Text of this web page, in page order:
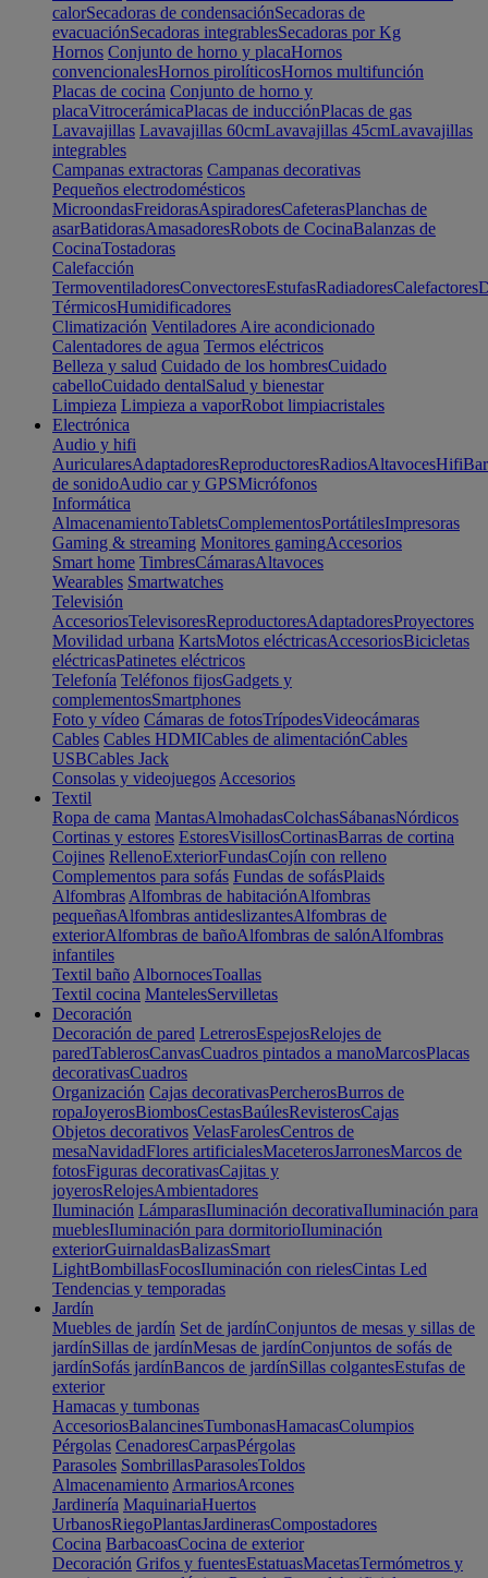
calorSecadoras de condensaciónSecadoras de
evacuaciónSecadoras integrablesSecadoras por Kg
Hornos Conjunto de horno y placaHornos
convencionalesHornos pirolíticosHornos multifunción
Placas de cocina Conjunto de horno y
placaVitrocerámicaPlacas de inducciónPlacas de gas
Lavavajillas Lavavajillas 60cmLavavajillas 45cmLavavajillas
integrables
Campanas extractoras Campanas decorativas
Pequeños electrodomésticos
MicroondasFreidorasAspiradoresCafeterasPlanchas de
asarBatidorasAmasadoresRobots de CocinaBalanzas de
CocinaTostadoras
Calefacción
TermoventiladoresConvectoresEstufasRadiadoresCalefactores
TérmicosHumidificadores
Climatización Ventiladores Aire acondicionado
Calentadores de agua Termos eléctricos
Belleza y salud Cuidado de los hombresCuidado
cabelloCuidado dentalSalud y bienestar
Limpieza Limpieza a vaporRobot limpiacristales
Electrónica
Audio y hifi
AuricularesAdaptadoresReproductoresRadiosAltavocesHifi
de sonidoAudio car y GPSMicrófonos
Informática
AlmacenamientoTabletsComplementosPortátilesImpresoras
Gaming & streaming Monitores gamingAccesorios
Smart home TimbresCámarasAltavoces
Wearables Smartwatches
Televisión
AccesoriosTelevisoresReproductoresAdaptadoresProyectores
Movilidad urbana KartsMotos eléctricasAccesoriosBicicletas
eléctricasPatinetes eléctricos
Telefonía Teléfonos fijosGadgets y
complementosSmartphones
Foto y vídeo Cámaras de fotosTrípodesVideocámaras
Cables Cables HDMICables de alimentaciónCables
USBCables Jack
Consolas y videojuegos Accesorios
Textil
Ropa de cama MantasAlmohadasColchasSábanasNórdicos
Cortinas y estores EstoresVisillosCortinasBarras de cortina
Cojines RellenoExteriorFundasCojín con relleno
Complementos para sofás Fundas de sofásPlaids
Alfombras Alfombras de habitaciónAlfombras
pequeñasAlfombras antideslizantesAlfombras de
exteriorAlfombras de bañoAlfombras de salónAlfombras
infantiles
Textil baño AlbornocesToallas
Textil cocina MantelesServilletas
Decoración
Decoración de pared LetrerosEspejosRelojes de
paredTablerosCanvasCuadros pintados a manoMarcosPlacas
decorativasCuadros
Organización Cajas decorativasPercherosBurros de
ropaJoyerosBiombosCestasBaúlesRevisterosCajas
Objetos decorativos VelasFarolesCentros de
mesaNavidadFlores artificialesMaceterosJarronesMarcos de
fotosFiguras decorativasCajitas y
joyerosRelojesAmbientadores
Iluminación LámparasIluminación decorativaIluminación para
mueblesIluminación para dormitorioIluminación
exteriorGuirnaldasBalizasSmart
LightBombillasFocosIluminación con rielesCintas Led
Tendencias y temporadas
Jardín
Muebles de jardín Set de jardínConjuntos de mesas y sillas de
jardínSillas de jardínMesas de jardínConjuntos de sofás de
jardínSofás jardínBancos de jardínSillas colgantesEstufas de
exterior
Hamacas y tumbonas
AccesoriosBalancinesTumbonasHamacasColumpios
Pérgolas CenadoresCarpasPérgolas
Parasoles SombrillasParasolesToldos
Almacenamiento ArmariosArcones
Jardinería MaquinariaHuertos
UrbanosRiegoPlantasJardinerasCompostadores
Cocina BarbacoasCocina de exterior
Decoración Grifos y fuentesEstatuasMacetasTermómetros y